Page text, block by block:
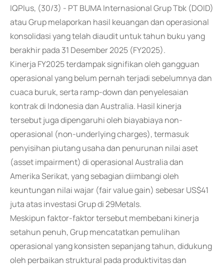
IQPlus, (30/3) - PT BUMA Internasional Grup Tbk (DOID)
atau Grup melaporkan hasil keuangan dan operasional
konsolidasi yang telah diaudit untuk tahun buku yang
berakhir pada 31 Desember 2025 (FY2025).
Kinerja FY2025 terdampak signifikan oleh gangguan
operasional yang belum pernah terjadi sebelumnya dan
cuaca buruk, serta ramp-down dan penyelesaian
kontrak di Indonesia dan Australia. Hasil kinerja
tersebut juga dipengaruhi oleh biayabiaya non-
operasional (non-underlying charges), termasuk
penyisihan piutang usaha dan penurunan nilai aset
(asset impairment) di operasional Australia dan
Amerika Serikat, yang sebagian diimbangi oleh
keuntungan nilai wajar (fair value gain) sebesar US$41
juta atas investasi Grup di 29Metals.
Meskipun faktor-faktor tersebut membebani kinerja
setahun penuh, Grup mencatatkan pemulihan
operasional yang konsisten sepanjang tahun, didukung
oleh perbaikan struktural pada produktivitas dan